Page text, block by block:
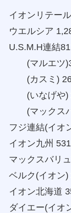
イオンリテー
ウエルシア
U.S.M.H連結
(マルエツ
(カスミ)
(いなげや)
(マックスバ
フジ連結(イオ
イオン九州
マックスバリ
ベルク(イオン
イオン北海道
ダイエー(イオ